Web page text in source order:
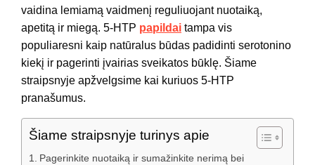
vaidina lemiamą vaidmenį reguliuojant nuotaiką,
apetitą ir miegą. 5-HTP papildai tampa vis
populiaresni kaip natūralus būdas padidinti serotonino
kiekį ir pagerinti įvairias sveikatos būklę. Šiame
straipsnyje apžvelgsime kai kuriuos 5-HTP
pranašumus.
Šiame straipsnyje turinys apie
Pagerinkite nuotaiką ir sumažinkite nerimą bei